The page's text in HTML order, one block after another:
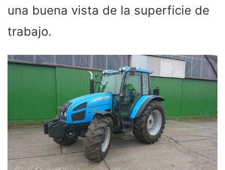
una buena vista de la superficie de
trabajo.